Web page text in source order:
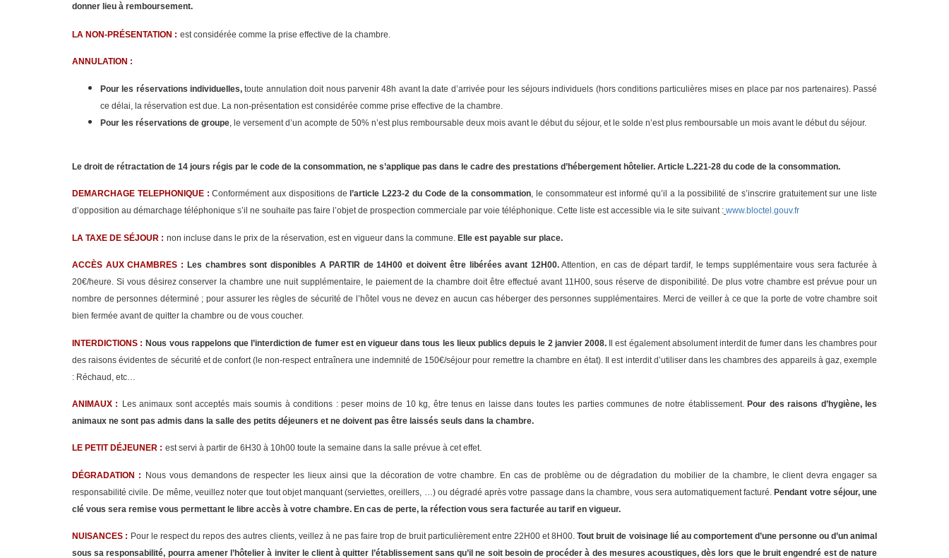
donner lieu à remboursement.
LA NON-PRÉSENTATION : est considérée comme la prise effective de la chambre.
ANNULATION :
Pour les réservations individuelles, toute annulation doit nous parvenir 48h avant la date d’arrivée pour les séjours individuels (hors conditions particulières mises en place par nos partenaires). Passé
ce délai, la réservation est due. La non-présentation est considérée comme prise effective de la chambre.
Pour les réservations de groupe , le versement d’un acompte de 50% n’est plus remboursable deux mois avant le début du séjour, et le solde n’est plus remboursable un mois avant le début du séjour.
Le droit de rétractation de 14 jours régis par le code de la consommation, ne s’applique pas dans le cadre des prestations d’hébergement hôtelier. Article L.221-28 du code de la consommation.
DEMARCHAGE TELEPHONIQUE : Conformément aux dispositions de l’article L223-2 du Code de la consommation, le consommateur est informé qu’il a la possibilité de s’inscrire gratuitement sur une liste
d’opposition au démarchage téléphonique s’il ne souhaite pas faire l’objet de prospection commerciale par voie téléphonique. Cette liste est accessible via le site suivant : www.bloctel.gouv.fr
LA TAXE DE SÉJOUR : non incluse dans le prix de la réservation, est en vigueur dans la commune. Elle est payable sur place.
ACCÈS AUX CHAMBRES : Les chambres sont disponibles A PARTIR de 14H00 et doivent être libérées avant 12H00.Attention, en cas de départ tardif, le temps supplémentaire vous sera facturée à
20€/heure. Si vous désirez conserver la chambre une nuit supplémentaire, le paiement de la chambre doit être effectué avant 11H00, sous réserve de disponibilité. De plus votre chambre est prévue pour un
nombre de personnes déterminé ; pour assurer les règles de sécurité de l’hôtel vous ne devez en aucun cas héberger des personnes supplémentaires. Merci de veiller à ce que la porte de votre chambre soit
bien fermée avant de quitter la chambre ou de vous coucher.
INTERDICTIONS : Nous vous rappelons que l’interdiction de fumer est en vigueur dans tous les lieux publics depuis le 2 janvier 2008.Il est également absolument interdit de fumer dans les chambres pour
des raisons évidentes de sécurité et de confort (le non-respect entraînera une indemnité de 150€/séjour pour remettre la chambre en état). Il est interdit d’utiliser dans les chambres des appareils à gaz, exemple
: Réchaud, etc…
ANIMAUX : Les animaux sont acceptés mais soumis à conditions : peser moins de 10 kg, être tenus en laisse dans toutes les parties communes de notre établissement. Pour des raisons d’hygiène, les
animaux ne sont pas admis dans la salle des petits déjeuners et ne doivent pas être laissés seuls dans la chambre.
LE PETIT DÉJEUNER : est servi à partir de 6H30 à 10h00 toute la semaine dans la salle prévue à cet effet.
DÉGRADATION : Nous vous demandons de respecter les lieux ainsi que la décoration de votre chambre. En cas de problème ou de dégradation du mobilier de la chambre, le client devra engager sa
responsabilité civile. De même, veuillez noter que tout objet manquant (serviettes, oreillers, …) ou dégradé après votre passage dans la chambre, vous sera automatiquement facturé.Pendant votre séjour, une
clé vous sera remise vous permettant le libre accès à votre chambre. En cas de perte, la réfection vous sera facturée au tarif en vigueur.
NUISANCES : Pour le respect du repos des autres clients, veillez à ne pas faire trop de bruit particulièrement entre 22H00 et 8H00.Tout bruit de voisinage lié au comportement d’une personne ou d’un animal
sous sa responsabilité, pourra amener l’hôtelier à inviter le client à quitter l’établissement sans qu’il ne soit besoin de procéder à des mesures acoustiques, dès lors que le bruit engendré est de nature